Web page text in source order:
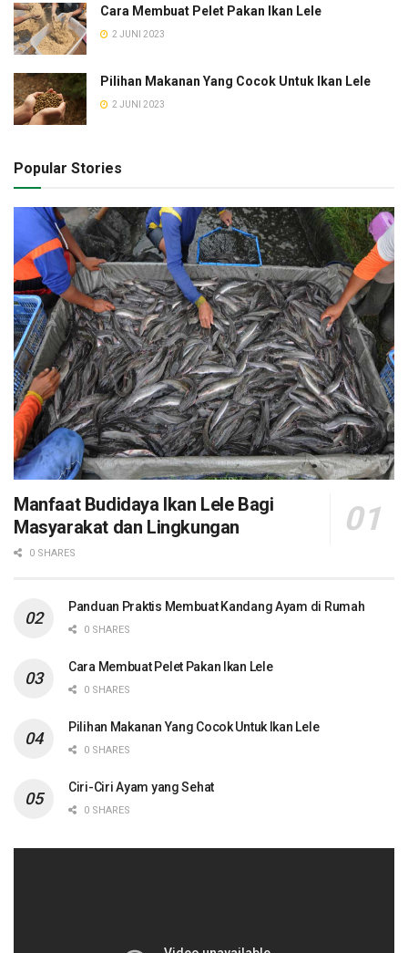
Cara Membuat Pelet Pakan Ikan Lele
2 JUNI 2023
Pilihan Makanan Yang Cocok Untuk Ikan Lele
2 JUNI 2023
Popular Stories
Manfaat Budidaya Ikan Lele Bagi
Masyarakat dan Lingkungan
0 SHARES
Panduan Praktis Membuat Kandang Ayam di Rumah
0 SHARES
Cara Membuat Pelet Pakan Ikan Lele
0 SHARES
Pilihan Makanan Yang Cocok Untuk Ikan Lele
0 SHARES
Ciri-Ciri Ayam yang Sehat
0 SHARES